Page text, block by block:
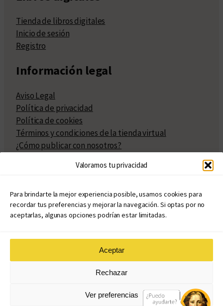
Valoramos tu privacidad
Para brindarte la mejor experiencia posible, usamos cookies para
recordar tus preferencias y mejorar la navegación. Si optas por no
aceptarlas, algunas opciones podrían estar limitadas.
Aceptar
Rechazar
Ver preferencias
Tienda de libros digitales
Inicio de sesión
Registro
Información legal
Aviso Legal
Política de privacidad
Política de cookies
Términos y condiciones de la tienda virtual
¿Cómo publicar con nosotros?
Políticas de publicación
Políticas de coedición
Atribuciones